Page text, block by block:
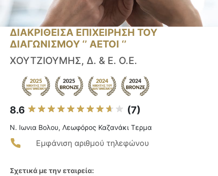
ΔΙΑΚΡΙΘΕΙΣΑ ΕΠΙΧΕΙΡΗΣΗ ΤΟΥ
ΔΙΑΓΩΝΙΣΜΟΥ ‘’ ΑΕΤΟΙ ‘’
ΧΟΥΤΖΙΟΥΜΗΣ, Δ. & E. Ο.Ε.
8.6 (7)
Ν. Ιωνια Βολου, Λεωφόρος Καζανάκι Τερμα
Εμφάνιση αριθμού τηλεφώνου
Σχετικά με την εταιρεία: